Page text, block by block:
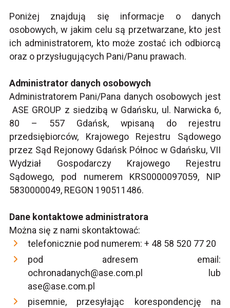
Poniżej znajdują się informacje o danych
osobowych, w jakim celu są przetwarzane, kto jest
ich administratorem, kto może zostać ich odbiorcą
oraz o przysługujących Pani/Panu prawach.
Administrator danych osobowych
Administratorem Pani/Pana danych osobowych jest
ASE GROUP z siedzibą w Gdańsku, ul. Narwicka 6,
80 – 557 Gdańsk, wpisaną do rejestru
przedsiębiorców, Krajowego Rejestru Sądowego
przez Sąd Rejonowy Gdańsk Północ w Gdańsku, VII
Wydział Gospodarczy Krajowego Rejestru
Sądowego, pod numerem KRS0000097059, NIP
5830000049, REGON 190511486.
Dane kontaktowe administratora
Można się z nami skontaktować:
telefonicznie pod numerem: + 48 58 520 77 20
pod adresem email:
ochronadanych@ase.com.pl lub
ase@ase.com.pl
pisemnie, przesyłając korespondencję na